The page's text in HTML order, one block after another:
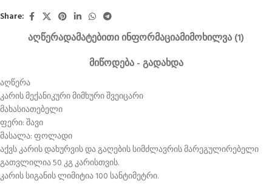
Share:
ᲐᲦᲬᲔᲠᲐᲓᲐᲛᲐᲢᲔᲑᲘᲗᲘ ᲘᲜᲤᲝᲠᲛᲐᲪᲘᲐᲛᲘᲛᲝᲮᲘᲚᲕᲐ (1)
ᲛᲘᲬᲝᲓᲔᲑᲐ - ᲒᲐᲓᲐᲮᲓᲐ
აღწერა
კარის მექანიკური მიმხური შვეიცარი
მახასიათებელი
ფერი: შავი
მასალა: ფოლადი
აქვს კარის დახურვის და გაღების სიმძლავრის მარეგულირებელი
გათვლილია 50 კგ კარისთვის.
კარის სიგანის ლიმიტია 100 სანტიმეტრი.